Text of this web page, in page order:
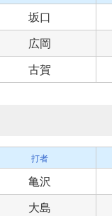
坂口
広岡
古賀
打者
亀沢
大島